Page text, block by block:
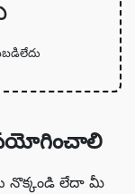
నొక్కండి లేదా మీ